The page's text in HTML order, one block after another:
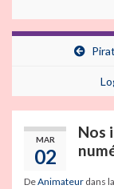
MAR
02
Nos
DeAnimateur dans